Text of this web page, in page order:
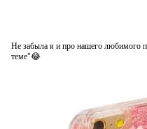
Не забыла я и про нашего любимого
теме"😂